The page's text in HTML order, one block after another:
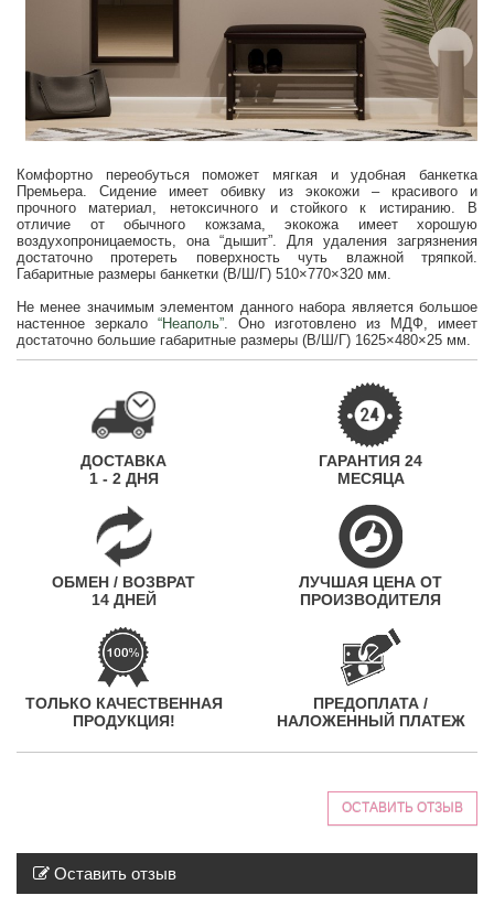
Комфортно переобуться поможет мягкая и удобная банкетка
Премьера. Сидение имеет обивку из экокожи – красивого и
прочного материал, нетоксичного и стойкого к истиранию. В
отличие от обычного кожзама, экокожа имеет хорошую
воздухопроницаемость, она “дышит”. Для удаления загрязнения
достаточно протереть поверхность чуть влажной тряпкой.
Габаритные размеры банкетки (В/Ш/Г) 510×770×320 мм.
Не менее значимым элементом данного набора является большое
настенное зеркало “Неаполь”. Оно изготовлено из МДФ, имеет
достаточно большие габаритные размеры (В/Ш/Г) 1625×480×25 мм.
ДОСТАВКА
1 - 2 ДНЯ
ГАРАНТИЯ 24
МЕСЯЦА
ОБМЕН / ВОЗВРАТ
14 ДНЕЙ
ЛУЧШАЯ ЦЕНА ОТ
ПРОИЗВОДИТЕЛЯ
ТОЛЬКО КАЧЕСТВЕННАЯ
ПРОДУКЦИЯ!
ПРЕДОПЛАТА /
НАЛОЖЕННЫЙ ПЛАТЕЖ
ОСТАВИТЬ ОТЗЫВ
Оставить отзыв